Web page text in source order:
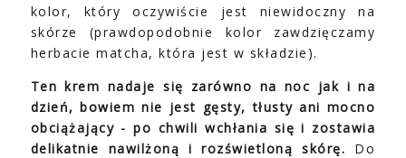
kolor, który oczywiście jest niewidoczny na
skórze (prawdopodobnie kolor zawdzięczamy
herbacie matcha, która jest w składzie).
Ten krem nadaje się zarówno na noc jak i na
dzień, bowiem nie jest gęsty, tłusty ani mocno
obciążający - po chwili wchłania się i zostawia
delikatnie nawilżoną i rozświetloną skórę. Do